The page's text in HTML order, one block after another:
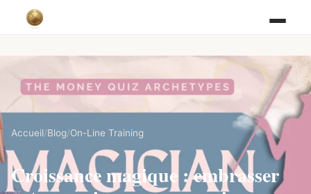
Accueil/Blog/On-Line Training
Croissance magique : embrasser